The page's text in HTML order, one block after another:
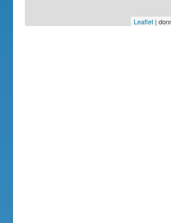
Leaflet|